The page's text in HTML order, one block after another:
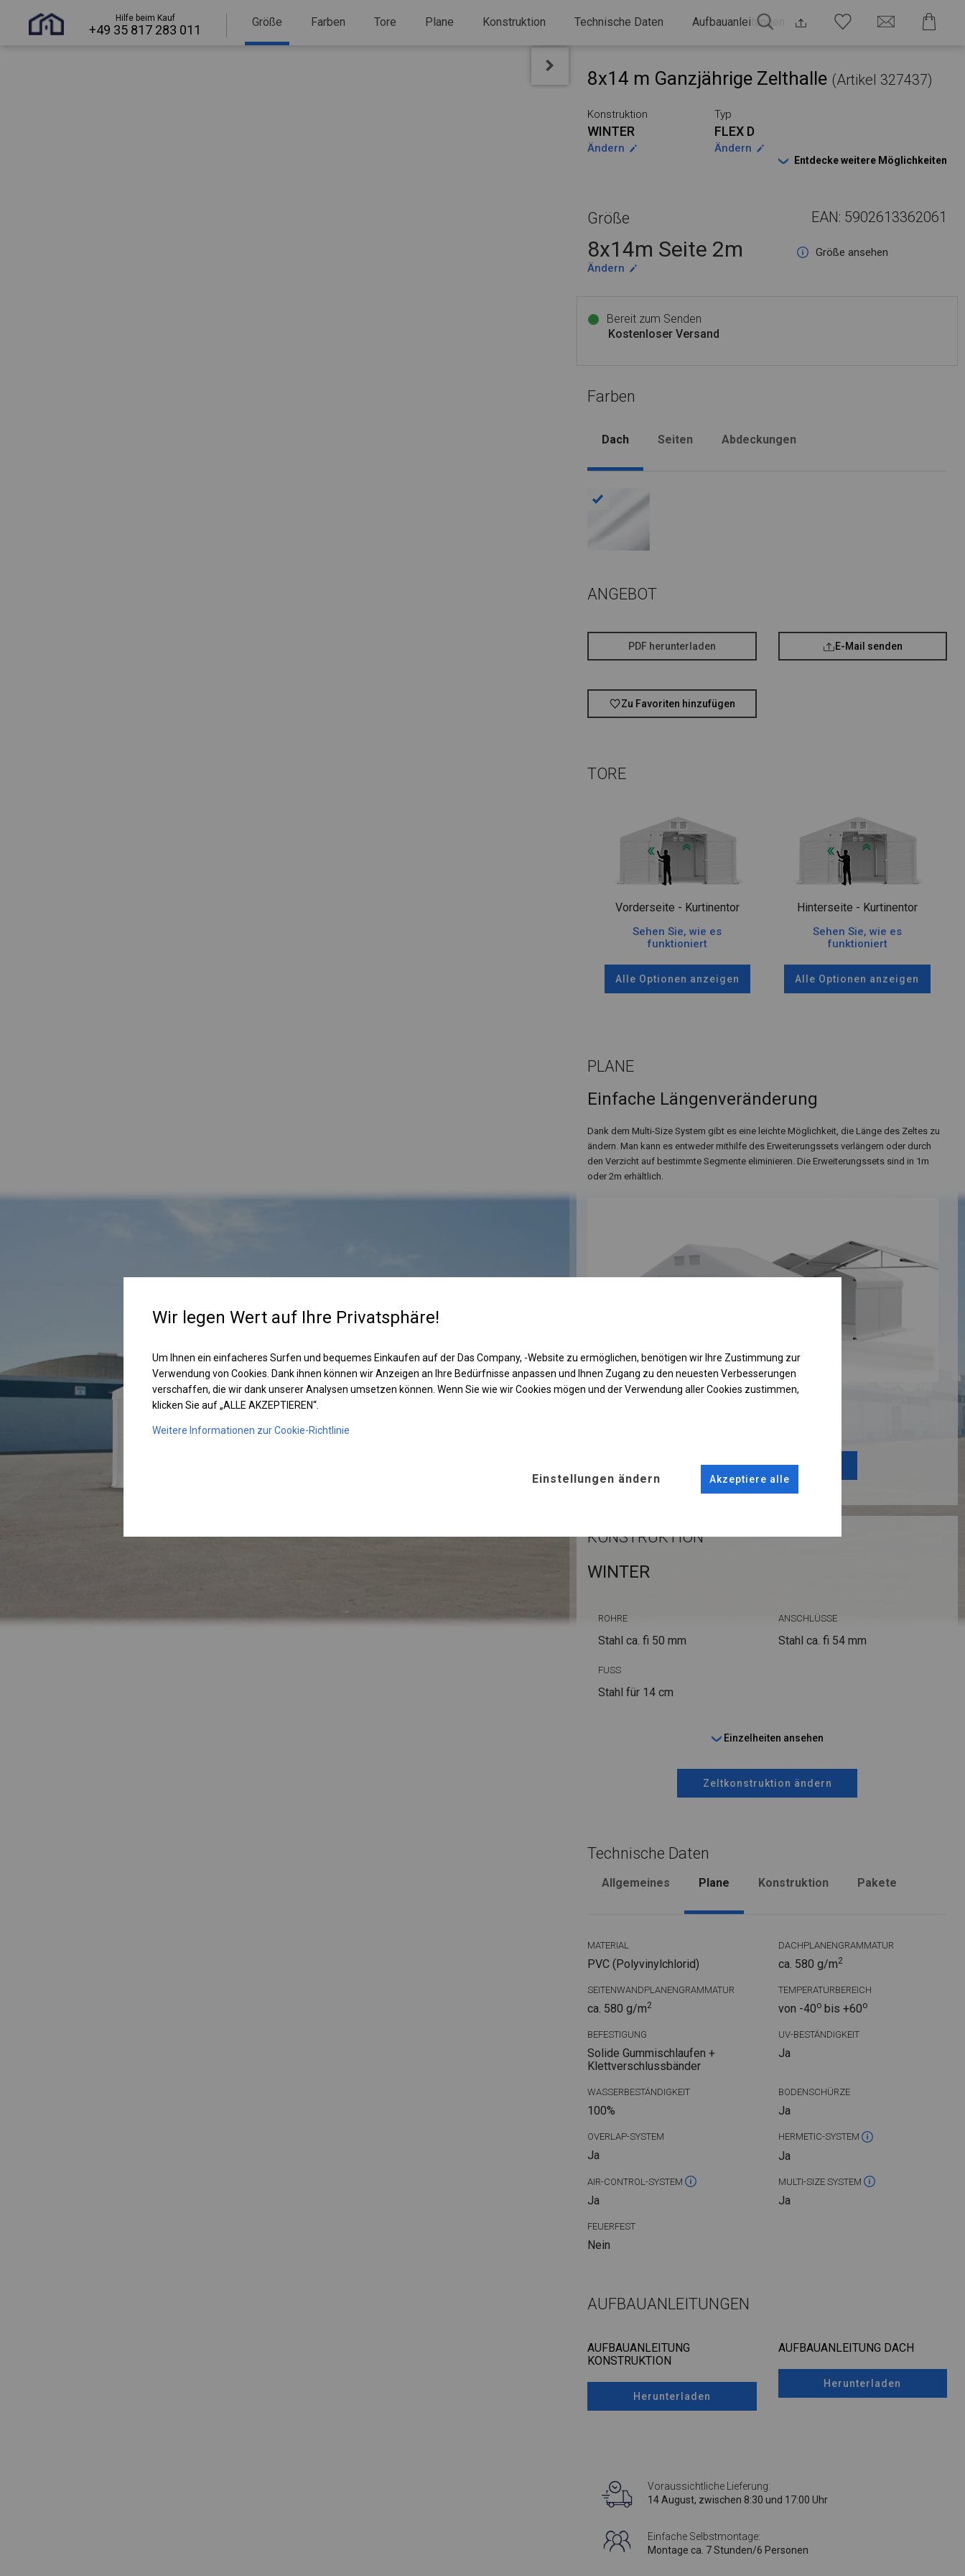
Hilfe beim Kauf
+49 35 817 283 011
Größe Farben Tore Plane Konstruktion Technische Daten Aufbauanleitungen
8x14 m Ganzjährige Zelthalle (Artikel 327437)
Konstruktion
WINTER
Ändern
Typ
FLEX D
Ändern
Entdecke weitere Möglichkeiten
Größe EAN: 5902613362061
8x14m Seite 2m
Größe ansehen
Ändern
Bereit zum Senden
Kostenloser Versand
Farben
Dach Seiten Abdeckungen
ANGEBOT
PDF herunterladen E-Mail senden
Zu Favoriten hinzufügen
TORE
Vorderseite - Kurtinentor
Sehen Sie, wie es
funktioniert
Alle Optionen anzeigen
Hinterseite - Kurtinentor
Sehen Sie, wie es
funktioniert
Alle Optionen anzeigen
PLANE
Einfache Längenveränderung
Dank dem Multi-Size System gibt es eine leichte Möglichkeit, die Länge des Zeltes zu
ändern. Man kann es entweder mithilfe des Erweiterungssets verlängern oder durch
den Verzicht auf bestimmte Segmente eliminieren. Die Erweiterungssets sind in 1m
oder 2m erhältlich.
Plane ändern
KONSTRUKTION
WINTER
ROHRE
Stahl ca. fi 50 mm
ANSCHLÜSSE
Stahl ca. fi 54 mm
FUSS
Stahl für 14 cm
Einzelheiten ansehen
Zeltkonstruktion ändern
Technische Daten
Allgemeines Plane Konstruktion Pakete
MATERIAL
PVC (Polyvinylchlorid)
DACHPLANENGRAMMATUR
ca. 580 g/m2
SEITENWANDPLANENGRAMMATUR
ca. 580 g/m2
TEMPERATURBEREICH
von -40obis +60o
BEFESTIGUNG
Solide Gummischlaufen +
Klettverschlussbänder
UV-BESTÄNDIGKEIT
Ja
WASSERBESTÄNDIGKEIT
100%
BODENSCHÜRZE
Ja
OVERLAP-SYSTEM
Ja
HERMETIC-SYSTEM
Ja
AIR-CONTROL-SYSTEM
Ja
MULTI-SIZE SYSTEM
Ja
FEUERFEST
Nein
AUFBAUANLEITUNGEN
AUFBAUANLEITUNG
KONSTRUKTION
Herunterladen
AUFBAUANLEITUNG DACH
Herunterladen
Voraussichtliche Lieferung:
14 August, zwischen 8:30 und 17:00 Uhr
Einfache Selbstmontage:
Montage ca. 7 Stunden/6 Personen
Wir legen Wert auf Ihre Privatsphäre!
Um Ihnen ein einfacheres Surfen und bequemes Einkaufen auf der Das Company, -Website zu ermöglichen, benötigen wir Ihre Zustimmung zur
Verwendung von Cookies. Dank ihnen können wir Anzeigen an Ihre Bedürfnisse anpassen und Ihnen Zugang zu den neuesten Verbesserungen
verschaffen, die wir dank unserer Analysen umsetzen können. Wenn Sie wie wir Cookies mögen und der Verwendung aller Cookies zustimmen,
klicken Sie auf „ALLE AKZEPTIEREN“.
Weitere Informationen zur Cookie-Richtlinie
Einstellungen ändern Akzeptiere alle